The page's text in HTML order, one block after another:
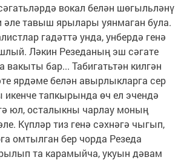
вокал белән шөгыльләнү
әле тавыш ярылары уянмаган була.
гадәттә унда, унбердә генә
Ләкин Резеданың эш сәгате
бар... Табигатьтән килгән
ярдәме белән авырлыкларга сер
тапкырында өч ел эчендә
юл, осталыкны чарлау моның
Күпләр тиз генә сәхнәгә чыгып,
омтылган бер чорда Резеда
та карамыйча, укуын дәвам